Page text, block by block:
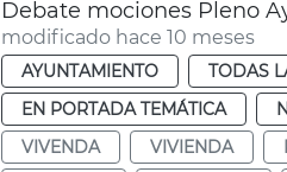
Debate mociones Pleno
modificado hace 10 meses
AYUNTAMIENTO TODAS
EN PORTADA TEMÁTICA
VIVENDA
VIVIENDA